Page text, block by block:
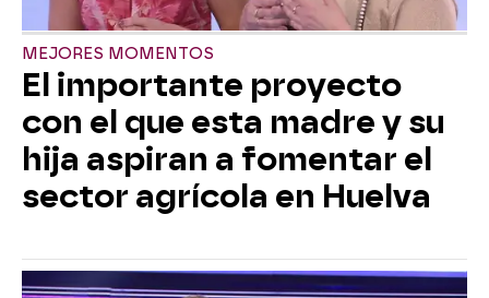
MEJORES MOMENTOS
El importante proyecto
con el que esta madre y su
hija aspiran a fomentar el
sector agrícola en Huelva